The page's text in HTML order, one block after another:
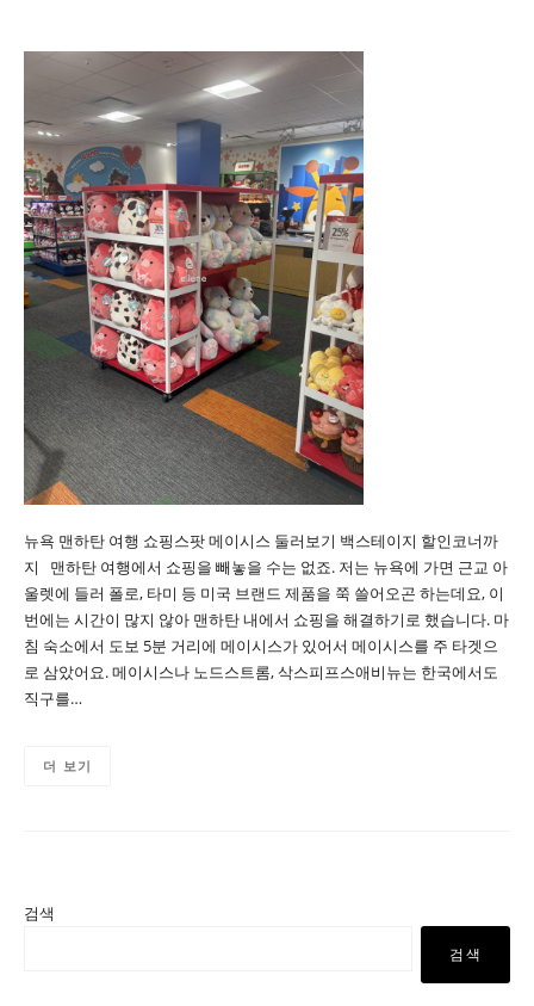
뉴욕 맨하탄 여행 쇼핑스팟 메이시스 둘러보기 백스테이지 할인코너까
지 맨하탄 여행에서 쇼핑을 빼놓을 수는 없죠. 저는 뉴욕에 가면 근교 아
울렛에 들러 폴로, 타미 등 미국 브랜드 제품을 쭉 쓸어오곤 하는데요, 이
번에는 시간이 많지 않아 맨하탄 내에서 쇼핑을 해결하기로 했습니다. 마
침 숙소에서 도보 5분 거리에 메이시스가 있어서 메이시스를 주 타겟으
로 삼았어요. 메이시스나 노드스트롬, 삭스피프스애비뉴는 한국에서도
직구를…
더 보기
검색
검색